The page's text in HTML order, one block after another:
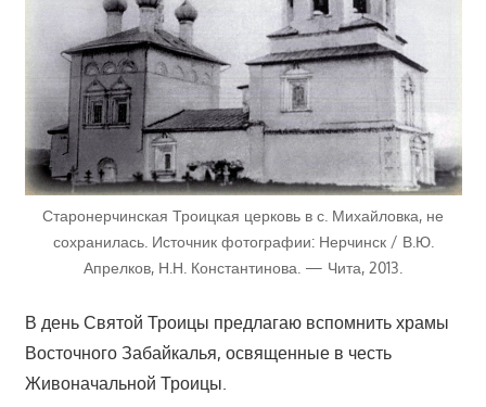
Старонерчинская Троицкая церковь в с. Михайловка, не
сохранилась. Источник фотографии: Нерчинск / В.Ю.
Апрелков, Н.Н. Константинова. — Чита, 2013.
В день Святой Троицы предлагаю вспомнить храмы
Восточного Забайкалья, освященные в честь
Живоначальной Троицы.